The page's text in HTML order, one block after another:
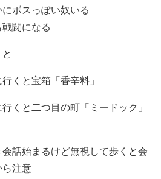
ボスっぽい奴いる
闘になる
くと宝箱「香辛料」
くと二つ目の町「ミードック」
話始まるけど無視して歩くと会
ら注意